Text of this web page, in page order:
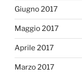
Giugno 2017
Maggio 2017
Aprile 2017
Marzo 2017